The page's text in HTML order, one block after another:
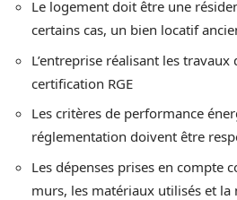
Le logement doit être une
certains cas, un bien locatif
L’entreprise réalisant les
certification RGE
Les critères de performance
réglementation doivent être
Les dépenses prises en compte
murs, les matériaux utilisés et la